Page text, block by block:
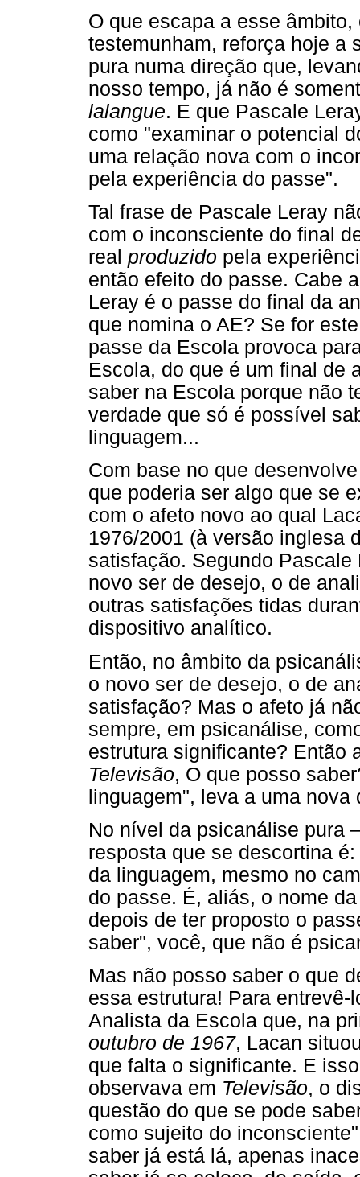
O que escapa a esse
testemunham, reforça hoje a
pura numa direção que,
nosso tempo, já não é
lalangue. E que Pascale
como "examinar o potencial
uma relação nova com o
pela experiência do passe".
Tal frase de Pascale Leray
com o inconsciente do final
real produzido pela
então efeito do passe. Cabe
Leray é o passe do final da
que nomina o AE? Se for
passe da Escola provoca
Escola, do que é um final de
saber na Escola porque não
verdade que só é possível
linguagem...
Com base no que
que poderia ser algo que se
com o afeto novo ao qual
1976/2001 (à versão inglesa
satisfação. Segundo
novo ser de desejo, o de
outras satisfações tidas
dispositivo analítico.
Então, no âmbito da
o novo ser de desejo, o de
satisfação? Mas o afeto já
sempre, em psicanálise,
estrutura significante? Então
Televisão, O que posso
linguagem", leva a uma nova
No nível da psicanálise pura
resposta que se descortina
da linguagem, mesmo no
do passe. É, aliás, o nome
depois de ter proposto o
saber", você, que não é
Mas não posso saber o que
essa estrutura! Para
Analista da Escola que, na
outubro de 1967, Lacan
que falta o significante. E
observava em Televisão, o
questão do que se pode
como sujeito do
saber já está lá, apenas